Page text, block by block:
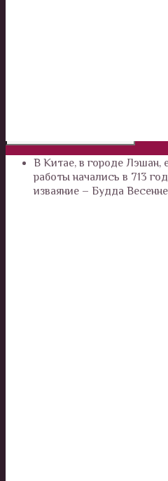
В Китае, в городе Лэшан,
работы начались в 713
изваяние – Будда